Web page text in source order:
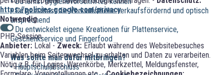
https://policies.google.com/privacy
Notwendig
PHP-Session
Anbieter: Lokal - Zweck: Erlaubt während des Websitebesuches
Variablen beim Seitenwechsel zu erhalten und Daten zu verarbeiten.
Nötig z.B. für Logins, Warenkörbe, Merkzettel, Meldungsfenster,
• Du gestaltest die Verkaufstheke verkaufsfördernd und optisch
ansprechend
• Du entwickelst eigene Kreationen für Plattenservice,
Geschenkservice und Fingerfood
Was sollte man dafür mitbringen?
• Hauptschulabschluss